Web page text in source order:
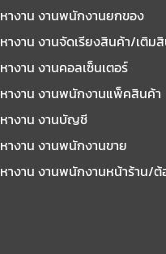
หางาน งานพนักงานยกของ
หางาน งานจัดเรียงสินค้า/เติม
หางาน งานคอลเซ็นเตอร์
หางาน งานพนักงานแพ็คสินค้า
หางาน งานบัญชี
หางาน งานพนักงานขาย
หางาน งานพนักงานหน้าร้าน/ต้